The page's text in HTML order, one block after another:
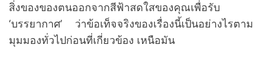
สิ่งของของตนออกจากสีฟ้าสดใสของคุณเพื่อรับ
‘บรรยากาศ’ ว่าข้อเท็จจริงของเรื่องนี้เป็นอย่างไรตาม
มุมมองทั่วไปก่อนที่เกี่ยวข้อง เหนือมัน